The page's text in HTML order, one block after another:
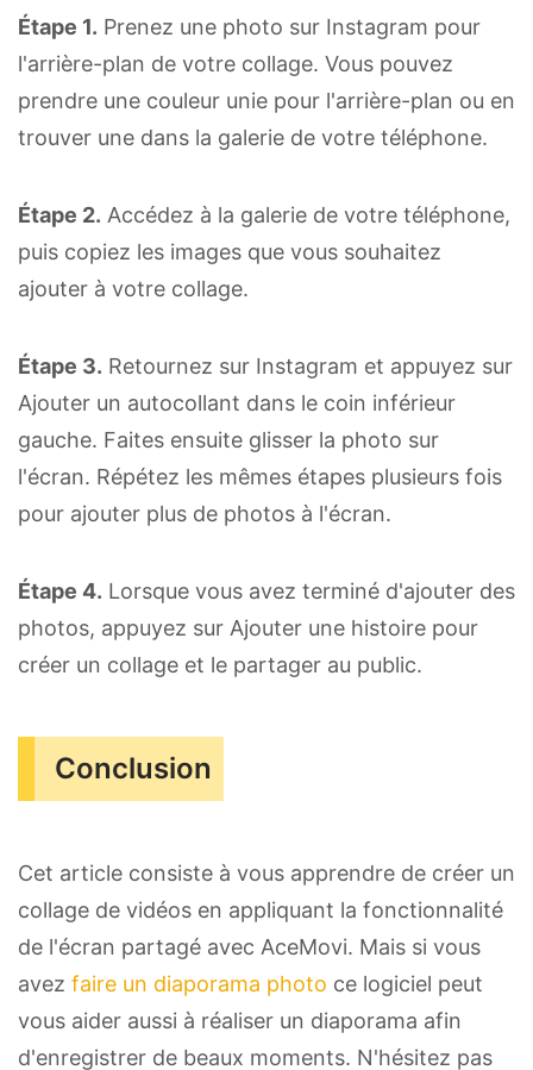
Étape 1. Prenez une photo sur Instagram pour
l'arrière-plan de votre collage. Vous pouvez
prendre une couleur unie pour l'arrière-plan ou en
trouver une dans la galerie de votre téléphone.
Étape 2. Accédez à la galerie de votre téléphone,
puis copiez les images que vous souhaitez
ajouter à votre collage.
Étape 3. Retournez sur Instagram et appuyez sur
Ajouter un autocollant dans le coin inférieur
gauche. Faites ensuite glisser la photo sur
l'écran. Répétez les mêmes étapes plusieurs fois
pour ajouter plus de photos à l'écran.
Étape 4. Lorsque vous avez terminé d'ajouter des
photos, appuyez sur Ajouter une histoire pour
créer un collage et le partager au public.
Conclusion
Cet article consiste à vous apprendre de créer un
collage de vidéos en appliquant la fonctionnalité
de l'écran partagé avec AceMovi. Mais si vous
avez faire un diaporama photo ce logiciel peut
vous aider aussi à réaliser un diaporama afin
d'enregistrer de beaux moments. N'hésitez pas